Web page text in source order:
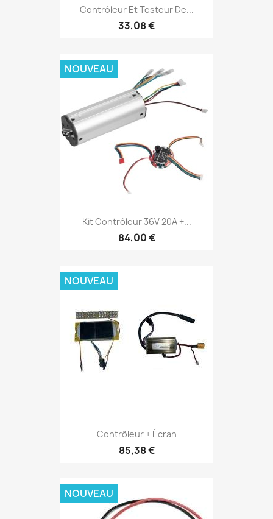
Contrôleur Et Testeur De...
33,08 €
Kit Contrôleur 36V 20A +...
84,00 €
NOUVEAU
Contrôleur + Écran
85,38 €
NOUVEAU
NOUVEAU